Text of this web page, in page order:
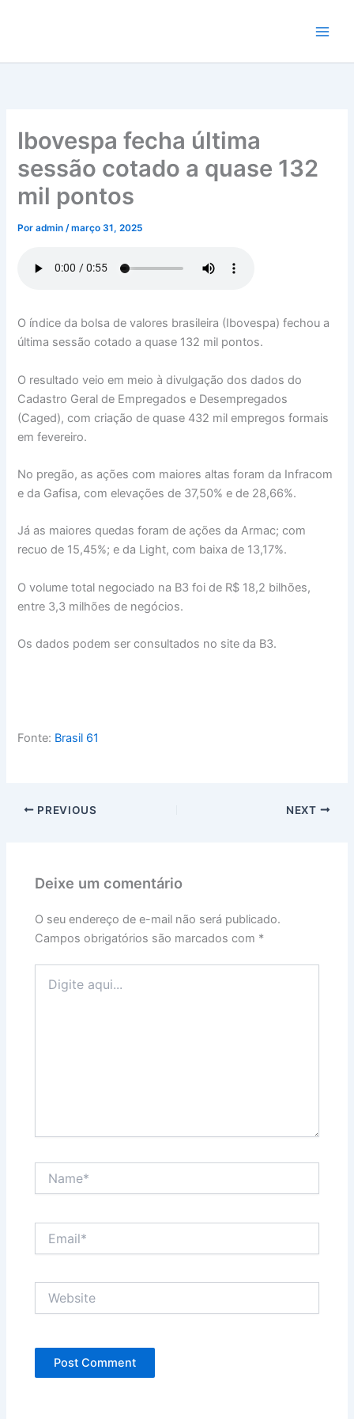
conteúdo
Ibovespa fecha última
sessão cotado a quase 132
mil pontos
Poradmin/março 31, 2025
O índice da bolsa de valores brasileira (Ibovespa) fechou a
última sessão cotado a quase 132 mil pontos.
O resultado veio em meio à divulgação dos dados do
Cadastro Geral de Empregados e Desempregados
(Caged), com criação de quase 432 mil empregos formais
em fevereiro.
No pregão, as ações com maiores altas foram da Infracom
e da Gafisa, com elevações de 37,50% e de 28,66%.
Já as maiores quedas foram de ações da Armac; com
recuo de 15,45%; e da Light, com baixa de 13,17%.
O volume total negociado na B3 foi de R$ 18,2 bilhões,
entre 3,3 milhões de negócios.
Os dados podem ser consultados no site da B3.
Fonte: Brasil 61
PREVIOUS NEXT
Deixe um comentário
O seu endereço de e-mail não será publicado.
Campos obrigatórios são marcados com *
aqui...